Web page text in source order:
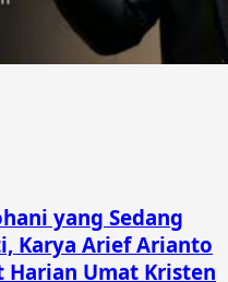
yang Sedang
Karya Arief Arianto
Harian Umat Kristen